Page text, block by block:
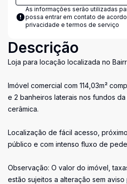
As informações serão utilizadas
possa entrar em contato de
privacidade e termos de serviço
Descrição
Loja para locação localizada no
Imóvel comercial com 114,03m²
e 2 banheiros laterais nos fundos
cerâmica.
Localização de fácil acesso,
público e com intenso fluxo de
Observação: O valor do imóvel,
estão sujeitos a alteração sem aviso